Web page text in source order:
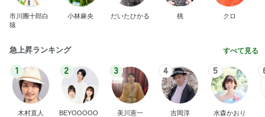
市川團十郎白
猿
小林麻央 だいたひかる 桃 クロ
急上昇ランキング すべて見る
1
木村直人
2
BEYOOOOO
3
美川憲一
4
吉岡淳
5
水森かおり